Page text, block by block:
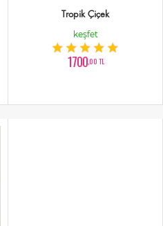
Tropik Çiçek
keşfet
1700,00 TL